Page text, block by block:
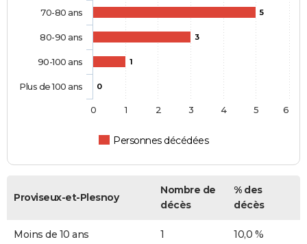
5
3
1
0
Personnes décédées
70-80 ans
80-90 ans
90-100 ans
Plus de 100 ans
0 1 2 3 4 5 6
Proviseux-et-Plesnoy
Nombre de
décès
% des
décès
Moins de 10 ans 1 10,0 %